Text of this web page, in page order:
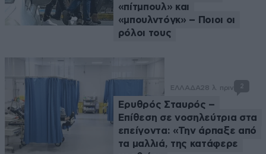
«πίτμπουλ» και
«μπουλντόγκ» – Ποιοι οι
ρόλοι τους
ΕΛΛΑΔΑ28 λ. πριν 2
Ερυθρός Σταυρός –
Επίθεση σε νοσηλεύτρια στα
επείγοντα: «Την άρπαξε από
τα μαλλιά, της κατάφερε